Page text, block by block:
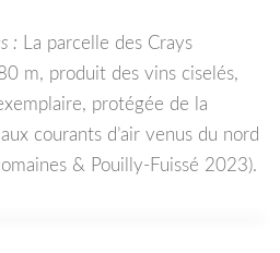
: La parcelle des Crays
m, produit des vins ciselés,
protégée de la
courants d’air venus du nord
& Pouilly-Fuissé 2023).